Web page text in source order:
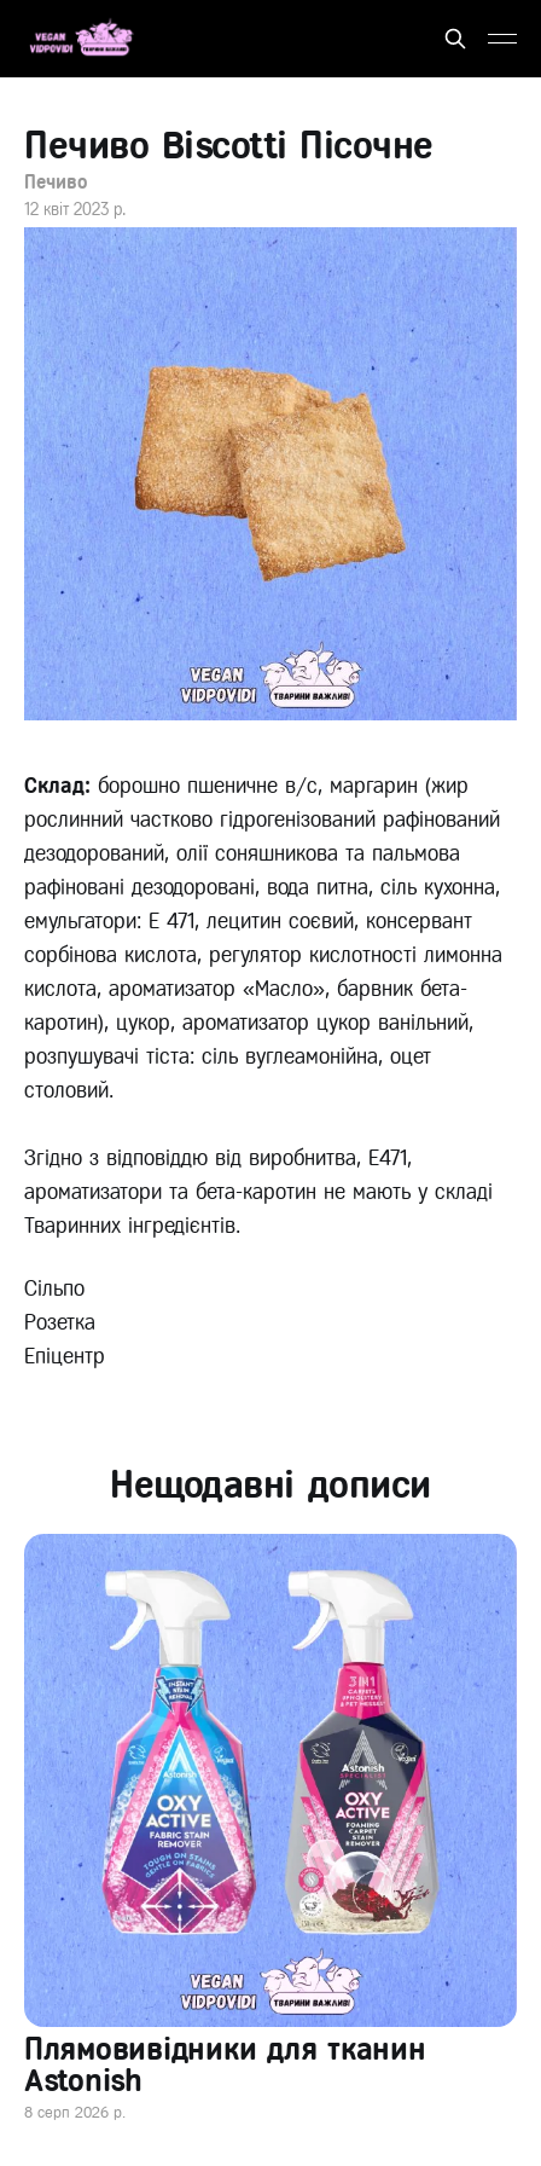
Печиво Biscotti Пісочне
Печиво
12 квіт 2023 р.
Склад: борошно пшеничне в/с, маргарин (жир
рослинний частково гідрогенізований рафінований
дезодорований, олії соняшникова та пальмова
рафіновані дезодоровані, вода питна, сіль кухонна,
емульгатори: Е 471, лецитин соєвий, консервант
сорбінова кислота, регулятор кислотності лимонна
кислота, ароматизатор «Масло», барвник бета-
каротин), цукор, ароматизатор цукор ванільний,
розпушувачі тіста: сіль вуглеамонійна, оцет
столовий.
Згідно з відповіддю від виробнитва, Е471,
ароматизатори та бета-каротин не мають у складі
Тваринних інгредієнтів.
Сільпо
Розетка
Епіцентр
Нещодавні дописи
Плямовивідники для тканин
Astonish
8 серп 2026 р.